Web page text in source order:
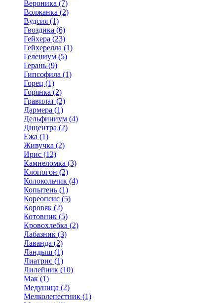
Вероника (7)
Волжанка (2)
Вудсия (1)
Гвоздика (6)
Гейхера (23)
Гейхерелла (1)
Гелениум (5)
Герань (9)
Гипсофила (1)
Горец (1)
Горянка (2)
Гравилат (2)
Дармера (1)
Дельфиниум (4)
Дицентра (2)
Ежа (1)
Живучка (2)
Ирис (12)
Камнеломка (3)
Клопогон (2)
Колокольчик (4)
Копытень (1)
Кореопсис (5)
Коровяк (2)
Котовник (5)
Кровохлебка (2)
Лабазник (3)
Лаванда (2)
Ландыш (1)
Лиатрис (1)
Лилейник (10)
Мак (1)
Медуница (2)
Мелколепестник (1)